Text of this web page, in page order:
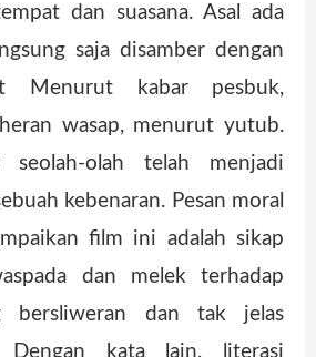
dan suasana. Asal ada
saja disamber dengan
Menurut kabar pesbuk,
wasap, menurut yutub.
olah telah menjadi
kebenaran. Pesan moral
film ini adalah sikap
dan melek terhadap
bersliweran dan tak jelas
Dengan kata lain, literasi